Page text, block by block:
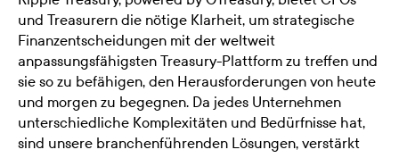
und Treasurern die nötige Klarheit, um strategische
Finanzentscheidungen mit der weltweit
anpassungsfähigsten Treasury-Plattform zu treffen und
sie so zu befähigen, den Herausforderungen von heute
und morgen zu begegnen. Da jedes Unternehmen
unterschiedliche Komplexitäten und Bedürfnisse hat,
sind unsere branchenführenden Lösungen, verstärkt